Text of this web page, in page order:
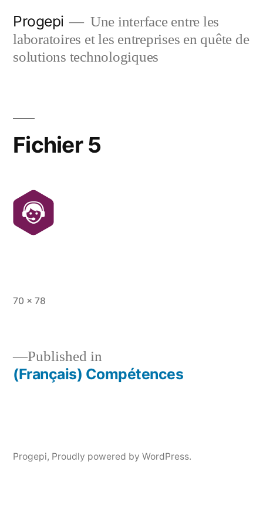
content
Progepi
Une interface entre les
laboratoires et les entreprises en quête de
solutions technologiques
Fichier 5
Full
70 × 78
Post
Published in
(Français) Compétences
Progepi, Proudly powered by WordPress.